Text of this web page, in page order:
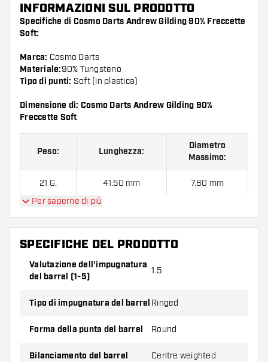
INFORMAZIONI SUL PRODOTTO
Specifiche di Cosmo Darts Andrew Gilding 90% Freccette
Soft:
Marca: Cosmo Darts
Materiale:90% Tungsteno
Tipo di punti: Soft (in plastica)
Dimensione di: Cosmo Darts Andrew Gilding 90%
Freccette Soft
Peso: Lunghezza:
Diametro
Massimo:
21 G. 41.50 mm 7.80 mm
Cosmo Darts Andrew Gilding 90% Freccette Soft
contiene:
Per saperne di più
SPECIFICHE DEL PRODOTTO
Valutazione dell'impugnatura
del barrel (1-5)
1.5
Tipo di impugnatura del barrel Ringed
Forma della punta del barrel Round
Bilanciamento del barrel Centre weighted